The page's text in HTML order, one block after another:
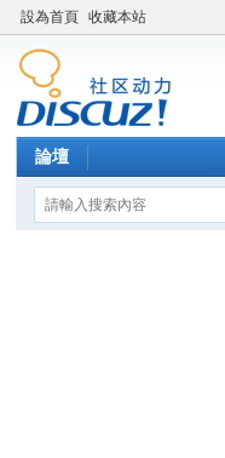
設為首頁 收藏本站
論壇